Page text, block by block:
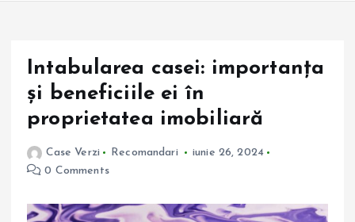
Intabularea casei: importanța
și beneficiile ei în
proprietatea imobiliară
Case Verzi Recomandari
iunie 26, 2024
0 Comments